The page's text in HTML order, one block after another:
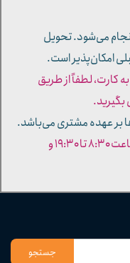
جستجو
می‌شود. تحویل
امکان‌پذیر است.
کارت، لطفاً از طریق
بر عهده مشتری می‌باشد.
- ساعات کاری فروشگاه: شنبه تا چهارشنبه از ساعت ۸:۳۰ تا ۱۹:۳۰ و